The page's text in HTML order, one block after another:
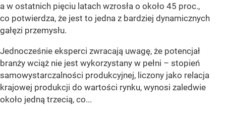
a w ostatnich pięciu latach wzrosła o około 45 proc.,
co potwierdza, że jest to jedna z bardziej dynamicznych
gałęzi przemysłu.
Jednocześnie eksperci zwracają uwagę, że potencjał
branży wciąż nie jest wykorzystany w pełni – stopień
samowystarczalności produkcyjnej, liczony jako relacja
krajowej produkcji do wartości rynku, wynosi zaledwie
około jedną trzecią, co...